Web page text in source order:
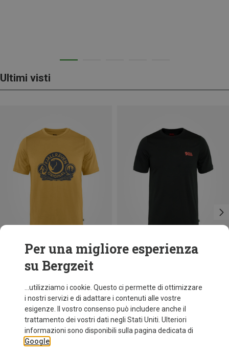
Ultimi visti
Risparmi 25%
Per una migliore esperienza
su Bergzeit
...utilizziamo i cookie. Questo ci permette di ottimizzare
i nostri servizi e di adattare i contenuti alle vostre
esigenze. Il vostro consenso può includere anche il
trattamento dei vostri dati negli Stati Uniti. Ulteriori
informazioni sono disponibili sulla pagina dedicata di
Google